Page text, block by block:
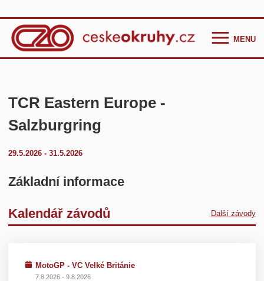
MENU
TCR Eastern Europe
F4 CEZ
Clio Cup Bohemia
Historie
TCR Eastern Europe -
Salzburgring
29.5.2026 - 31.5.2026
Základní informace
Kalendář závodů Další závody
MotoGP - VC Velké Británie
7.8.2026 - 9.8.2026